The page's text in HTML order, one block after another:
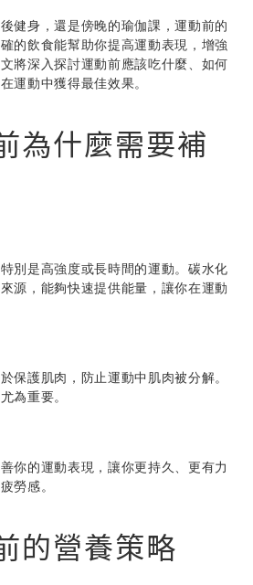
健身，還是傍晚的瑜伽課，運動前的
的飲食能幫助你提高運動表現，增強
將深入探討運動前應該吃什麼、如何
運動中獲得最佳效果。
為什麼需要補
別是高強度或長時間的運動。碳水化
源，能夠快速提供能量，讓你在運動
保護肌肉，防止運動中肌肉被分解。
為重要。
你的運動表現，讓你更持久、更有力
勞感。
的營養策略